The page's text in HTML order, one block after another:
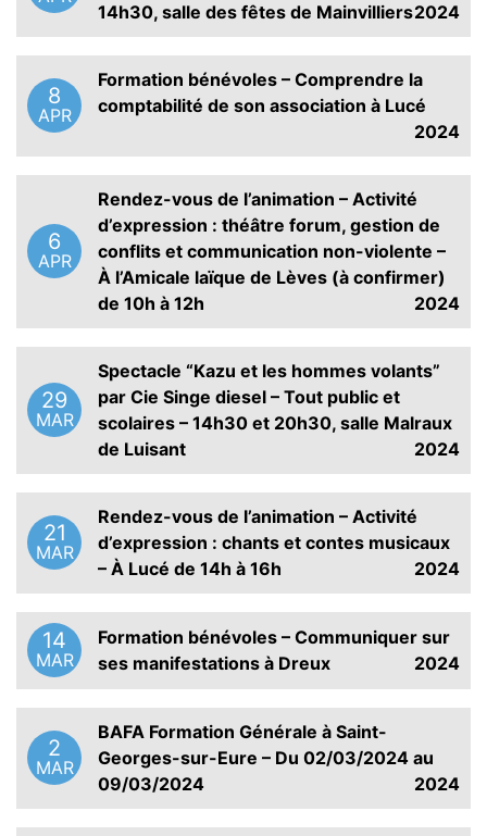
14h30, salle des fêtes de Mainvilliers2024
8
APR
Formation bénévoles – Comprendre la
comptabilité de son association à Lucé
2024
6
APR
Rendez-vous de l’animation – Activité
d’expression : théâtre forum, gestion de
conflits et communication non-violente –
À l’Amicale laïque de Lèves (à confirmer)
de 10h à 12h
2024
29
MAR
Spectacle “Kazu et les hommes volants”
par Cie Singe diesel – Tout public et
scolaires – 14h30 et 20h30, salle Malraux
de Luisant
2024
21
MAR
Rendez-vous de l’animation – Activité
d’expression : chants et contes musicaux
– À Lucé de 14h à 16h
2024
14
MAR
Formation bénévoles – Communiquer sur
ses manifestations à Dreux
2024
2
MAR
BAFA Formation Générale à Saint-
Georges-sur-Eure – Du 02/03/2024 au
09/03/2024
2024